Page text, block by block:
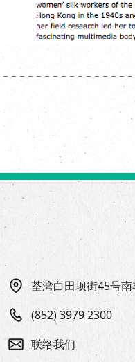
荃湾白田坝街45号
(852) 3979 2300
联络我们